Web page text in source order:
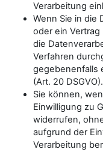
Verarbeitung
Wenn Sie in die
oder ein
die
Verfahren
gegebenenfalls
(Art. 20 DSGVO).
Sie können,
Einwilligung zu
widerrufen,
aufgrund der
Verarbeitung